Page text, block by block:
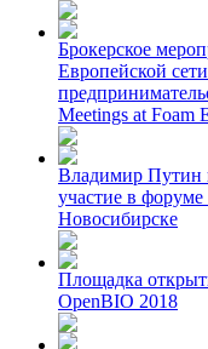
Брокерское
Европейской
Meetings at Foam
Владимир Путин
участие в
Новосибирске
Площадка
OpenBIO 2018